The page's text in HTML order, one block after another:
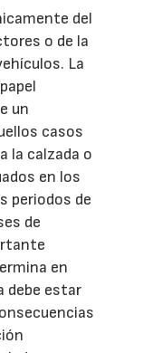
del
o de la
La
un
casos
la calzada o
en los
periodos de
de
en
debe estar